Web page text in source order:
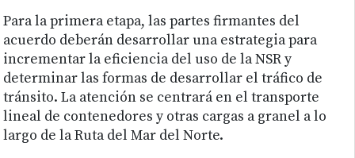
Para la primera etapa, las partes firmantes del
acuerdo deberán desarrollar una estrategia para
incrementar la eficiencia del uso de la NSR y
determinar las formas de desarrollar el tráfico de
tránsito. La atención se centrará en el transporte
lineal de contenedores y otras cargas a granel a lo
largo de la Ruta del Mar del Norte.